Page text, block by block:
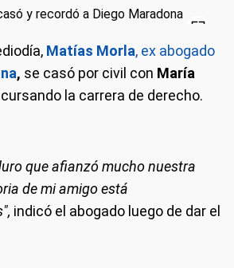
Matías Morla, ex abogado
, se casó por civil con María
la carrera de derecho.
que afianzó mucho nuestra
de mi amigo está
indicó el abogado luego de dar el